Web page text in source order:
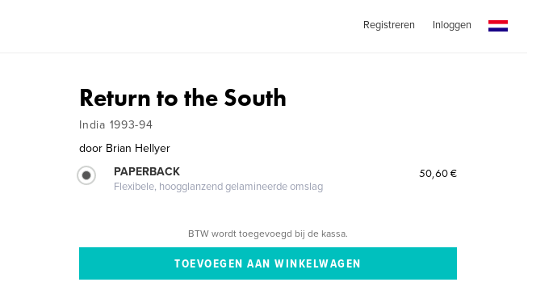
Registreren Inloggen
Return to the South
India 1993-94
door Brian Hellyer
PAPERBACK
Flexibele, hoogglanzend gelamineerde omslag
50,60 €
BTW wordt toegevoegd bij de kassa.